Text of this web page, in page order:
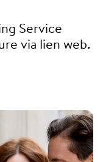
Service
via lien web.